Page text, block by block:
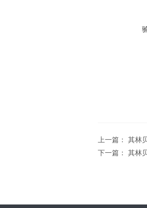
上一篇： 其林
下一篇： 其林